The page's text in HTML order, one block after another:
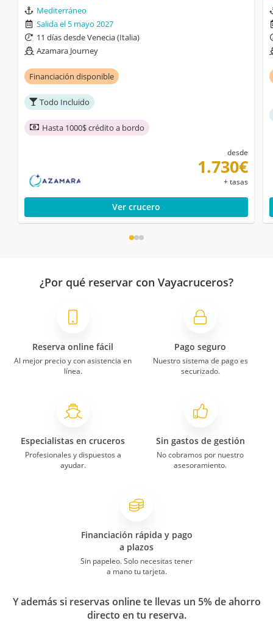
Mediterráneo
Salida el 5 mayo 2027
11 días desde Venecia (Italia)
Azamara Journey
Financiación disponible
Todo Incluido
Hasta 1000$ crédito a bordo
desde
1.730€
+ tasas
Ver crucero
¿Por qué reservar con Vayacruceros?
Reserva online fácil
Al mejor precio y con asistencia en
línea.
Pago seguro
Nuestro sistema de pago es
securizado.
Especialistas en cruceros
Profesionales y dispuestos a
ayudar.
Sin gastos de gestión
No cobramos por nuestro
asesoramiento.
Financiación rápida y pago
a plazos
Sin papeleo. Solo necesitas tener
a mano tu tarjeta.
Y además si reservas online te llevas un 5% de ahorro
directo en tu reserva.